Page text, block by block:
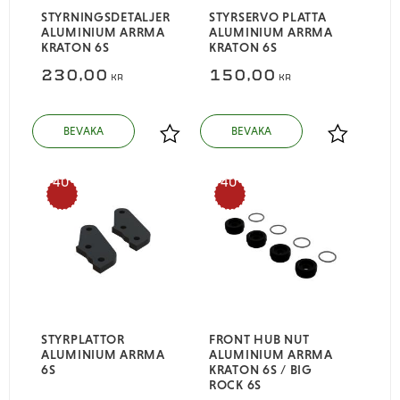
STYRNINGSDETALJER
ALUMINIUM ARRMA
KRATON 6S
230,00 KR
Lägg till i favoriter
STYRSERVO PLATTA
ALUMINIUM ARRMA
KRATON 6S
150,00 KR
Lägg till i
STYRPLATTOR
ALUMINIUM ARRMA
6S
40
%
FRONT HUB NUT
ALUMINIUM ARRMA
KRATON 6S / BIG
ROCK 6S
40
%